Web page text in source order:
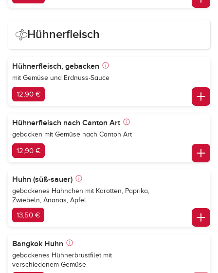
Hühnerfleisch
Hühnerfleisch, gebacken
mit Gemüse und Erdnuss-Sauce
12,90 €
Hühnerfleisch nach Canton Art
gebacken mit Gemüse nach Canton Art
12,90 €
Huhn (süß-sauer)
gebackenes Hähnchen mit Karotten, Paprika,
Zwiebeln, Ananas, Apfel
13,50 €
Bangkok Huhn
gebackenes Hühnerbrustfilet mit
verschiedenem Gemüse